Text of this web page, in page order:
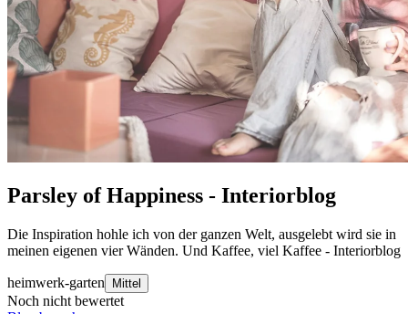
Parsley of Happiness - Interiorblog
Die Inspiration hohle ich von der ganzen Welt, ausgelebt wird sie in
meinen eigenen vier Wänden. Und Kaffee, viel Kaffee - Interiorblog
heimwerk-garten Mittel
Noch nicht bewertet